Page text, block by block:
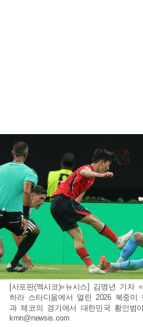
[사포판(멕시코)=뉴시스] 김명년 기자
하라 스타디움에서 열린 2026 북중미
과 체코의 경기에서 대한민국 황인범
kmn@newsis.com